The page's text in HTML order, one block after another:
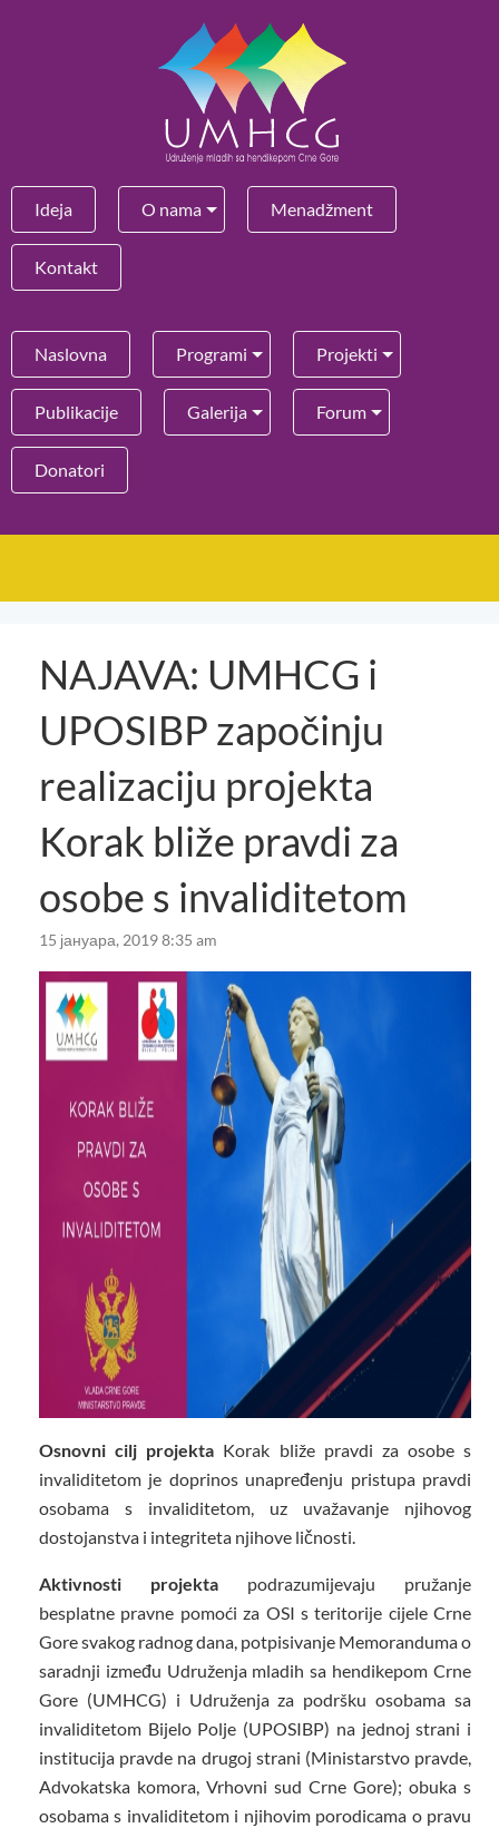
Ideja O nama Menadžment
Kontakt
Naslovna Programi Projekti
Publikacije Galerija Forum
Donatori
NAJAVA: UMHCG i
UPOSIBP započinju
realizaciju projekta
Korak bliže pravdi za
osobe s invaliditetom
15 јануара, 2019 8:35 am
Osnovni cilj projekta Korak bliže pravdi za osobe s
invaliditetom je doprinos unapređenju pristupa pravdi
osobama s invaliditetom, uz uvažavanje njihovog
dostojanstva i integriteta njihove ličnosti.
Aktivnosti projekta podrazumijevaju pružanje
besplatne pravne pomoći za OSI s teritorije cijele Crne
Gore svakog radnog dana, potpisivanje Memoranduma o
saradnji između Udruženja mladih sa hendikepom Crne
Gore (UMHCG) i Udruženja za podršku osobama sa
invaliditetom Bijelo Polje (UPOSIBP) na jednoj strani i
institucija pravde na drugoj strani (Ministarstvo pravde,
Advokatska komora, Vrhovni sud Crne Gore); obuka s
osobama s invaliditetom i njihovim porodicama o pravu